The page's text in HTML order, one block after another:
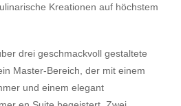
Kreationen auf höchstem
drei geschmackvoll gestaltete
Master-Bereich, der mit einem
und einem elegant